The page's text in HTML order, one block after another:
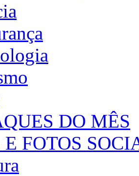
DO MÊS
E FOTOS